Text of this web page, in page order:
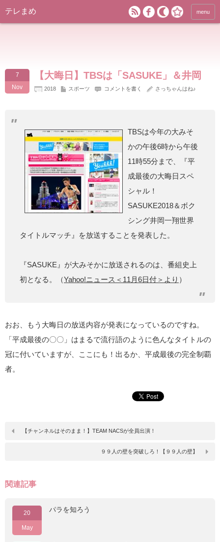
テレまめ menu
7
Nov
【大晦日】TBSは「SASUKE」＆井岡
2018 スポーツ コメントを書く さっちゃんはね♪
TBSは今年の大みそ
かの午後6時から午後
11時55分まで、『平
成最後の大晦日スペ
シャル！
SASUKE2018＆ボク
シング井岡一翔世界
タイトルマッチ』を放送することを発表した。
『SASUKE』が大みそかに放送されるのは、番組史上
初となる。（Yahoo!ニュース＜11月6日付＞より ）
おお、もう大晦日の放送内容が発表になっているのですね。
「平成最後の〇〇」はまるで流行語のように色んなタイトルの
冠に付いていますが、ここにも！出るか、平成最後の完全制覇
者。
【チャンネルはそのまま！】TEAM NACSが全員出演！
９９人の壁を突破しろ！【９９人の壁】
関連記事
20
May
パラを知ろう